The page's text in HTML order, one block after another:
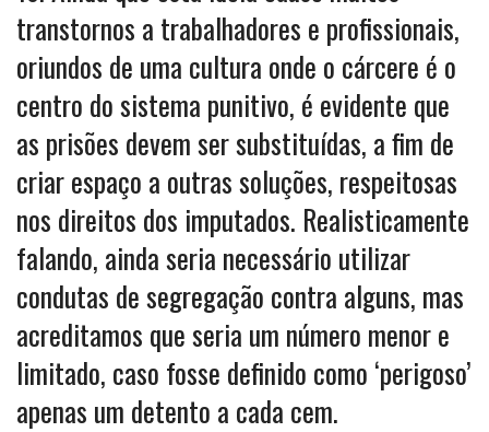
transtornos a trabalhadores e profissionais,
oriundos de uma cultura onde o cárcere é o
centro do sistema punitivo, é evidente que
as prisões devem ser substituídas, a fim de
criar espaço a outras soluções, respeitosas
nos direitos dos imputados. Realisticamente
falando, ainda seria necessário utilizar
condutas de segregação contra alguns, mas
acreditamos que seria um número menor e
limitado, caso fosse definido como ‘perigoso’
apenas um detento a cada cem.